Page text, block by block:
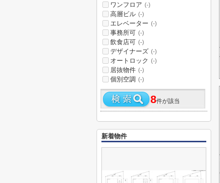
ワンフロア (-)
高層ビル (-)
エレベーター (-)
事務所可 (-)
飲食店可 (-)
デザイナーズ (-)
オートロック (-)
居抜物件 (-)
個別空調 (-)
8件が該当
新着物件